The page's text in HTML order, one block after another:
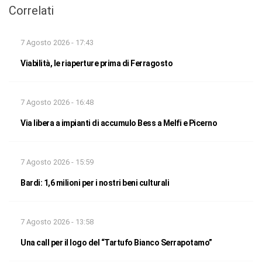
Correlati
7 Agosto 2026 - 17:43
Viabilità, le riaperture prima di Ferragosto
7 Agosto 2026 - 16:48
Via libera a impianti di accumulo Bess a Melfi e Picerno
7 Agosto 2026 - 15:59
Bardi: 1,6 milioni per i nostri beni culturali
7 Agosto 2026 - 13:58
Una call per il logo del “Tartufo Bianco Serrapotamo”